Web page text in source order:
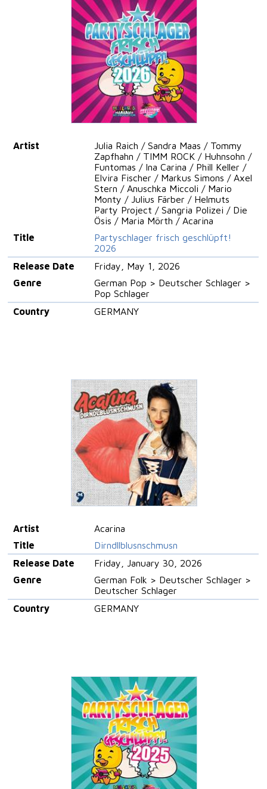
Artist
Julia Raich / Sandra Maas / Tommy
Zapfhahn / TIMM ROCK / Huhnsohn /
Funtomas / Ina Carina / Phill Keller /
Elvira Fischer / Markus Simons / Axel
Stern / Anuschka Miccoli / Mario
Monty / Julius Färber / Helmuts
Party Project / Sangria Polizei / Die
Ösis / Maria Mörth / Acarina
Title
Partyschlager frisch geschlüpft!
2026
Release Date
Friday, May 1, 2026
Genre
German Pop > Deutscher Schlager >
Pop Schlager
Country
GERMANY
Artist
Acarina
Title
Dirndllblusnschmusn
Release Date
Friday, January 30, 2026
Genre
German Folk > Deutscher Schlager >
Deutscher Schlager
Country
GERMANY